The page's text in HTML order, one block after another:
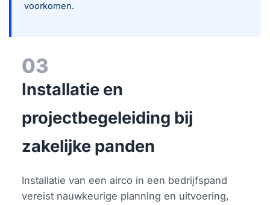
voorkomen.
03
Installatie en
projectbegeleiding bij
zakelijke panden
Installatie van een airco in een bedrijfspand
vereist nauwkeurige planning en uitvoering,